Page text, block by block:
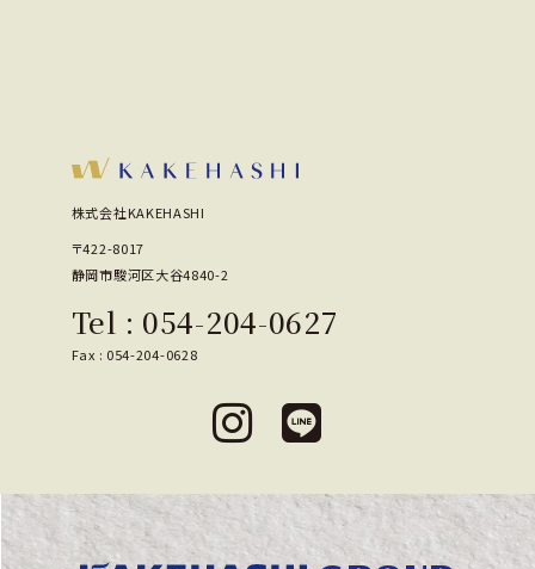
株式会社KAKEHASHI
〒422-8017
静岡市駿河区大谷4840-2
Tel : 054-204-0627
Fax : 054-204-0628